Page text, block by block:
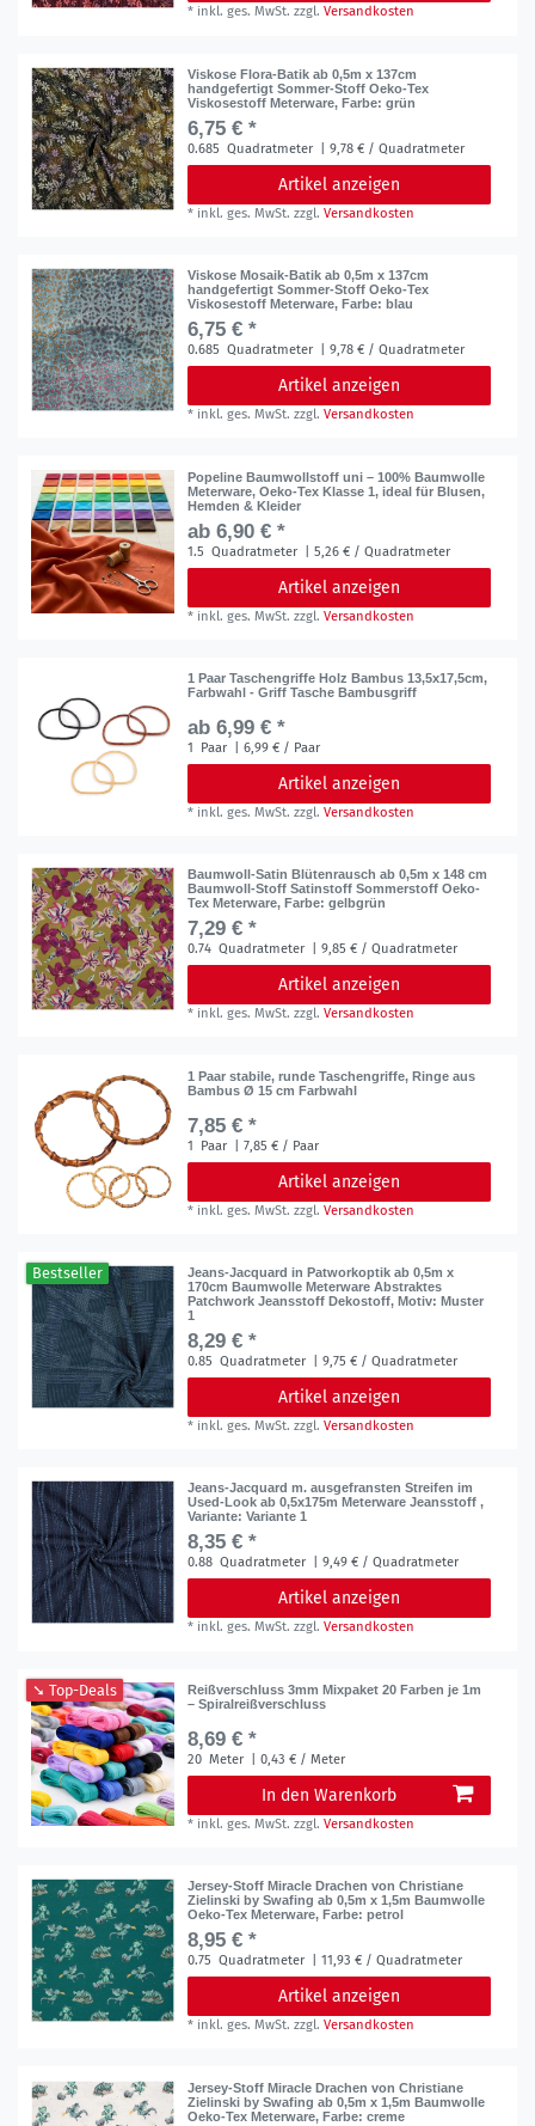
* inkl. ges. MwSt. zzgl.Versandkosten
Viskose Flora-Batik ab 0,5m x 137cm
handgefertigt Sommer-Stoff Oeko-Tex
Viskosestoff Meterware, Farbe: grün
6,75 € *
0.685 Quadratmeter | 9,78 € / Quadratmeter
Artikel anzeigen
* inkl. ges. MwSt. zzgl.Versandkosten
Viskose Mosaik-Batik ab 0,5m x 137cm
handgefertigt Sommer-Stoff Oeko-Tex
Viskosestoff Meterware, Farbe: blau
6,75 € *
0.685 Quadratmeter | 9,78 € / Quadratmeter
Artikel anzeigen
* inkl. ges. MwSt. zzgl.Versandkosten
Popeline Baumwollstoff uni – 100% Baumwolle
Meterware, Oeko-Tex Klasse 1, ideal für Blusen,
Hemden & Kleider
ab 6,90 € *
1.5 Quadratmeter | 5,26 € / Quadratmeter
Artikel anzeigen
* inkl. ges. MwSt. zzgl.Versandkosten
1 Paar Taschengriffe Holz Bambus 13,5x17,5cm,
Farbwahl - Griff Tasche Bambusgriff
ab 6,99 € *
1 Paar | 6,99 € / Paar
Artikel anzeigen
* inkl. ges. MwSt. zzgl.Versandkosten
Baumwoll-Satin Blütenrausch ab 0,5m x 148 cm
Baumwoll-Stoff Satinstoff Sommerstoff Oeko-
Tex Meterware, Farbe: gelbgrün
7,29 € *
0.74 Quadratmeter | 9,85 € / Quadratmeter
Artikel anzeigen
* inkl. ges. MwSt. zzgl.Versandkosten
1 Paar stabile, runde Taschengriffe, Ringe aus
Bambus Ø 15 cm Farbwahl
7,85 € *
1 Paar | 7,85 € / Paar
Artikel anzeigen
* inkl. ges. MwSt. zzgl.Versandkosten
Bestseller
Jeans-Jacquard in Patworkoptik ab 0,5m x
170cm Baumwolle Meterware Abstraktes
Patchwork Jeansstoff Dekostoff, Motiv: Muster
1
8,29 € *
0.85 Quadratmeter | 9,75 € / Quadratmeter
Artikel anzeigen
* inkl. ges. MwSt. zzgl.Versandkosten
Jeans-Jacquard m. ausgefransten Streifen im
Used-Look ab 0,5x175m Meterware Jeansstoff,
Variante: Variante 1
8,35 € *
0.88 Quadratmeter | 9,49 € / Quadratmeter
Artikel anzeigen
* inkl. ges. MwSt. zzgl.Versandkosten
➘ Top-Deals
Reißverschluss 3mm Mixpaket 20 Farben je 1m
– Spiralreißverschluss
8,69 € *
20 Meter | 0,43 € / Meter
In den Warenkorb
* inkl. ges. MwSt. zzgl.Versandkosten
Jersey-Stoff Miracle Drachen von Christiane
Zielinski by Swafing ab 0,5m x 1,5m Baumwolle
Oeko-Tex Meterware, Farbe: petrol
8,95 € *
0.75 Quadratmeter | 11,93 € / Quadratmeter
Artikel anzeigen
* inkl. ges. MwSt. zzgl.Versandkosten
Jersey-Stoff Miracle Drachen von Christiane
Zielinski by Swafing ab 0,5m x 1,5m Baumwolle
Oeko-Tex Meterware, Farbe: creme